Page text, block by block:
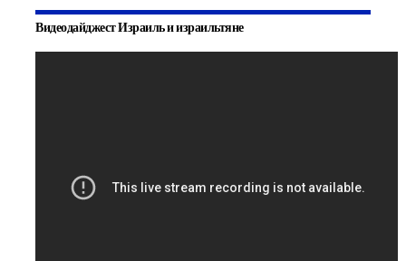
Видеодайджест Израиль и израильтяне